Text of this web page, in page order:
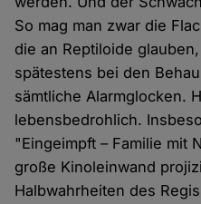
So mag man zwar die
die an Reptiloide
spätestens bei den
sämtliche Alarmglocken.
lebensbedrohlich.
"Eingeimpft – Familie mit
große Kinoleinwand
Halbwahrheiten des